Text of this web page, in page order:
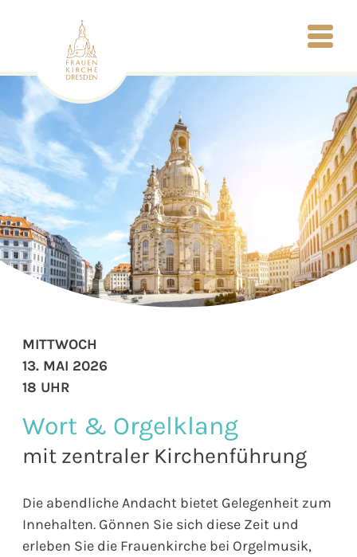
Wort & Orgelklang
mit zentraler Kirchenführung
Die abendliche Andacht bietet Gelegenheit zum
Innehalten. Gönnen Sie sich diese Zeit und
erleben Sie die Frauenkirche bei Orgelmusik,
MITTWOCH
13. MAI 2026
18 UHR